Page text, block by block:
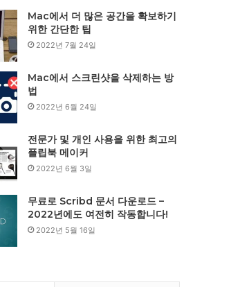
Mac에서 더 많은 공간을 확보하기
위한 간단한 팁
2022년 7월 24일
Mac에서 스크린샷을 삭제하는 방
법
2022년 6월 24일
전문가 및 개인 사용을 위한 최고의
플립북 메이커
2022년 6월 3일
무료로 Scribd 문서 다운로드 –
2022년에도 여전히 작동합니다!
2022년 5월 16일